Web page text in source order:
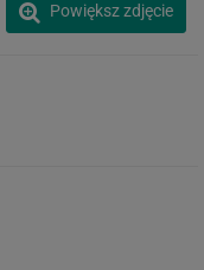
Powiększ zdjęcie